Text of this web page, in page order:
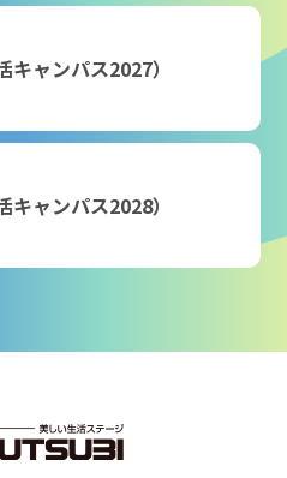
ャンパス2027）
ャンパス2028）